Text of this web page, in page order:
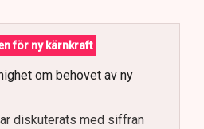
för ny kärnkraft
om behovet av ny
diskuterats med siffran